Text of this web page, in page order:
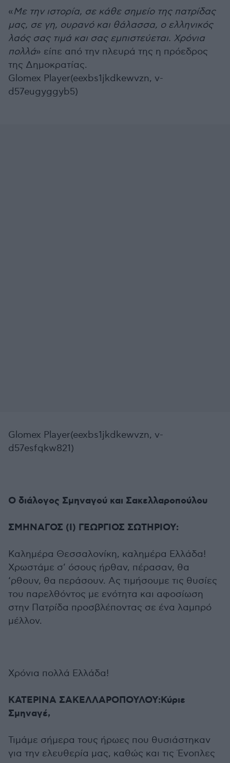
«Με την ιστορία, σε κάθε σημείο της πατρίδας
μας, σε γη, ουρανό και θάλασσα, ο ελληνικός
λαός σας τιμά και σας εμπιστεύεται. Χρόνια
πολλά» είπε από την πλευρά της η πρόεδρος
της Δημοκρατίας.
Glomex Player(eexbs1jkdkewvzn, v-
d57eugyggyb5)
Glomex Player(eexbs1jkdkewvzn, v-
d57esfqkw821)
Ο διάλογος Σμηναγού και Σακελλαροπούλου
ΣΜΗΝΑΓΟΣ (Ι) ΓΕΩΡΓΙΟΣ ΣΩΤΗΡΙΟΥ:
Καλημέρα Θεσσαλονίκη, καλημέρα Ελλάδα!
Χρωστάμε σ’ όσους ήρθαν, πέρασαν, θα
‘ρθουν, θα περάσουν. Ας τιμήσουμε τις θυσίες
του παρελθόντος με ενότητα και αφοσίωση
στην Πατρίδα προσβλέποντας σε ένα λαμπρό
μέλλον.
Χρόνια πολλά Ελλάδα!
ΚΑΤΕΡΙΝΑ ΣΑΚΕΛΛΑΡΟΠΟΥΛΟΥ:Κύριε
Σμηναγέ,
Τιμάμε σήμερα τους ήρωες που θυσιάστηκαν
για την ελευθερία μας, καθώς και τις Ένοπλες